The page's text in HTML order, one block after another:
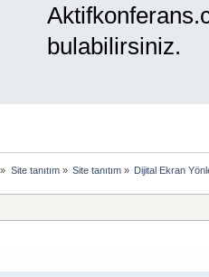
bulabilirsiniz.
» Site tanıtım» Site tanıtım» Dijital Ekran